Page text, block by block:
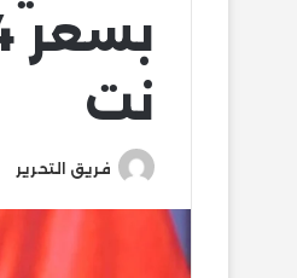
نت
فريق التحرير